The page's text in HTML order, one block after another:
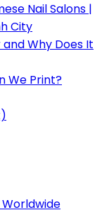
Nail Salons |
City
Why Does It
We Print?